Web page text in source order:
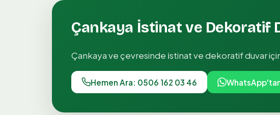
Çankaya İstinat ve Dekoratif
Çankayave çevresinde i̇stinat ve dekoratif duvar
Hemen Ara: 0506 162 03 46